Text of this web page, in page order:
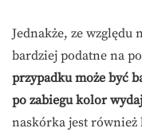
Jednakże, ze względu
bardziej podatne na
przypadku może być
po zabiegu kolor
naskórka jest